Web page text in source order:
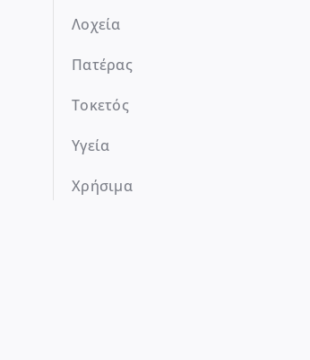
Λοχεία
Πατέρας
Τοκετός
Υγεία
Χρήσιμα